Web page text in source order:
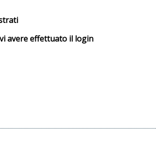
avere effettuato il login